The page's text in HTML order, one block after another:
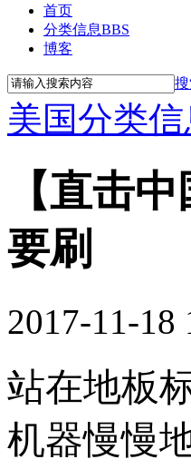
首页
分类信息BBS
博客
美国分类
【直击
要刷
2017-11-18
站在地板
机器慢慢